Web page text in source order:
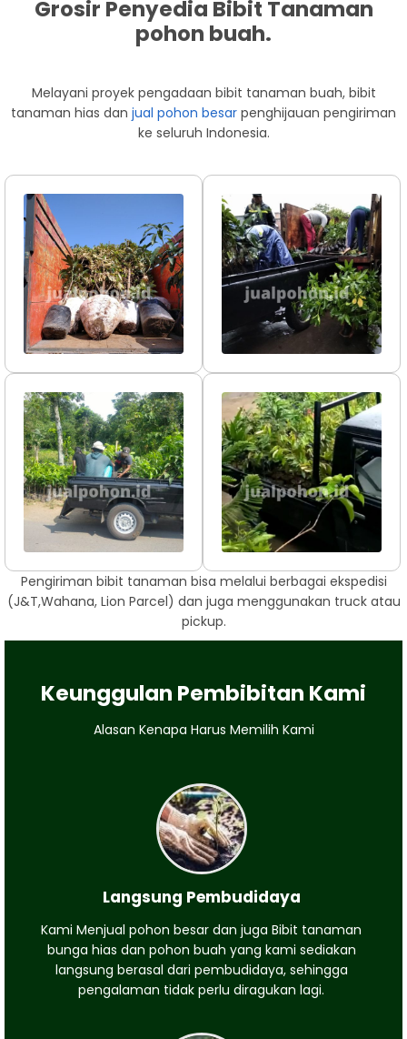
Grosir Penyedia Bibit Tanaman
pohon buah.
Melayani proyek pengadaan bibit tanaman buah, bibit
tanaman hias dan jual pohon besar penghijauan pengiriman
ke seluruh Indonesia.
Pengiriman bibit tanaman bisa melalui berbagai ekspedisi
(J&T,Wahana, Lion Parcel) dan juga menggunakan truck atau
pickup.
Keunggulan Pembibitan Kami
Alasan Kenapa Harus Memilih Kami
Langsung Pembudidaya
Kami Menjual pohon besar dan juga Bibit tanaman
bunga hias dan pohon buah yang kami sediakan
langsung berasal dari pembudidaya, sehingga
pengalaman tidak perlu diragukan lagi.